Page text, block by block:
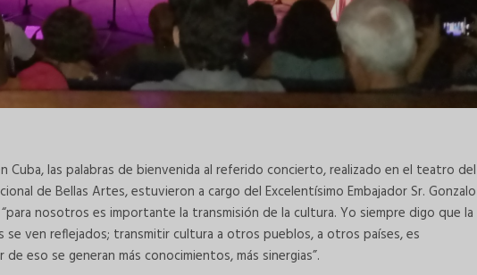
Cuba, las palabras de bienvenida al referido concierto, realizado en el teatro del
de Bellas Artes, estuvieron a cargo del Excelentísimo Embajador Sr. Gonzalo
nosotros es importante la transmisión de la cultura. Yo siempre digo que la
ven reflejados; transmitir cultura a otros pueblos, a otros países, es
eso se generan más conocimientos, más sinergias”.